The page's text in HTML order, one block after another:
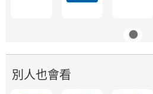
別人也會看